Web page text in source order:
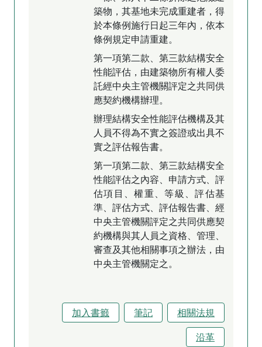
築物，其基地未完成重建者，得
於本條例施行日起三年內，依本
條例規定申請重建。
第一項第二款、第三款結構安全
性能評估，由建築物所有權人委
託經中央主管機關評定之共同供
應契約機構辦理。
辦理結構安全性能評估機構及其
人員不得為不實之簽證或出具不
實之評估報告書。
第一項第二款、第三款結構安全
性能評估之內容、申請方式、評
估項目、權重、等級、評估基
準、評估方式、評估報告書、經
中央主管機關評定之共同供應契
約機構與其人員之資格、管理、
審查及其他相關事項之辦法，由
中央主管機關定之。
加入書籤 筆記
相關法規
沿革